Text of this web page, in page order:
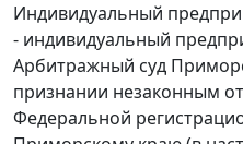
Индивидуальный
- индивидуальный
Арбитражный суд
признании незаконным
Федеральной